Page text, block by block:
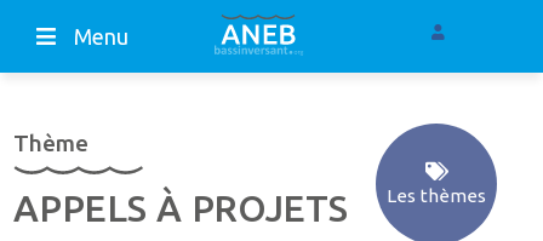
Menu
Thème
APPELS À PROJETS Les thèmes